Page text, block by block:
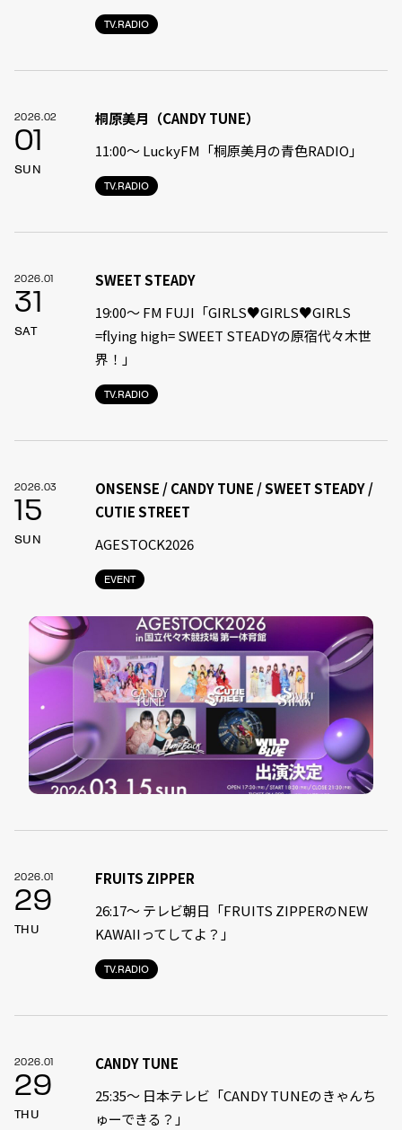
TV.RADIO
2026.02
01
SUN
TV.RADIO
桐原美月（CANDY TUNE）
11:00〜 LuckyFM「桐原美月の青色RADIO」
2026.01
31
SAT
TV.RADIO
SWEET STEADY
19:00〜 FM FUJI「GIRLS♥GIRLS♥GIRLS
=flying high= SWEET STEADYの原宿代々木世
界！」
2026.03
15
SUN
EVENT
ONSENSE / CANDY TUNE / SWEET STEADY /
CUTIE STREET
AGESTOCK2026
2026.01
29
THU
TV.RADIO
FRUITS ZIPPER
26:17～ テレビ朝日「FRUITS ZIPPERのNEW
KAWAIIってしてよ？」
2026.01
29
THU
CANDY TUNE
25:35〜 日本テレビ「CANDY TUNEのきゃんち
ゅーできる？」